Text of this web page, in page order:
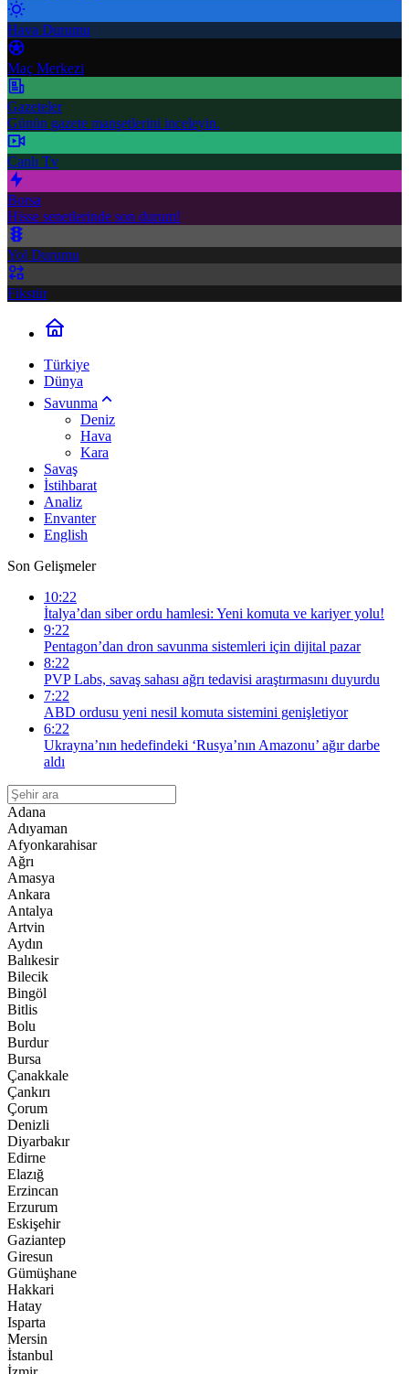
Hava Durumu
Maç Merkezi
Gazeteler
Günün gazete manşetlerini inceleyin.
Canlı Tv
Borsa
Hisse senetlerinde son durum!
Yol Durumu
Fikstür
Türkiye
Dünya
Savunma
Deniz
Hava
Kara
Savaş
İstihbarat
Analiz
Envanter
English
Son Gelişmeler
10:22
İtalya’dan siber ordu hamlesi: Yeni komuta ve kariyer yolu!
9:22
Pentagon’dan dron savunma sistemleri için dijital pazar
8:22
PVP Labs, savaş sahası ağrı tedavisi araştırmasını duyurdu
7:22
ABD ordusu yeni nesil komuta sistemini genişletiyor
6:22
Ukrayna’nın hedefindeki ‘Rusya’nın Amazonu’ ağır darbe
aldı
Adana
Adıyaman
Afyonkarahisar
Ağrı
Amasya
Ankara
Antalya
Artvin
Aydın
Balıkesir
Bilecik
Bingöl
Bitlis
Bolu
Burdur
Bursa
Çanakkale
Çankırı
Çorum
Denizli
Diyarbakır
Edirne
Elazığ
Erzincan
Erzurum
Eskişehir
Gaziantep
Giresun
Gümüşhane
Hakkari
Hatay
Isparta
Mersin
İstanbul